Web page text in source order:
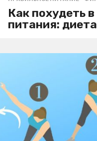
Как похудеть
питания: